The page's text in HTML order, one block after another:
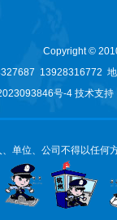
Copyright ©
13928316772 地
号-4 技术支
单位、公司不得以任何